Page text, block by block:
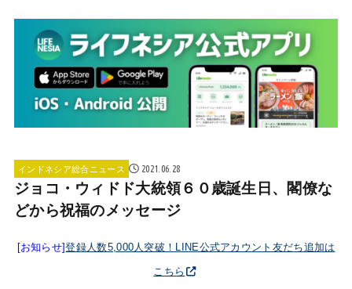
インドネシア総合ニュース 2021.06.28
ジョコ・ウィドド大統領６０歳誕生日、閣僚な
どから祝福のメッセージ
[お知らせ]登録人数5,000人突破！LINE公式アカウント友だち追加は
こちら